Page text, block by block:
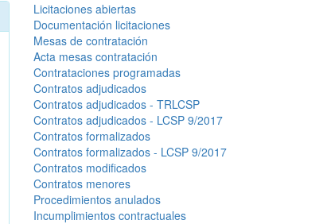
Licitaciones abiertas
Documentación licitaciones
Mesas de contratación
Acta mesas contratación
Contrataciones programadas
Contratos adjudicados
Contratos adjudicados - TRLCSP
Contratos adjudicados - LCSP 9/2017
Contratos formalizados
Contratos formalizados - LCSP 9/2017
Contratos modificados
Contratos menores
Procedimientos anulados
Incumplimientos contractuales